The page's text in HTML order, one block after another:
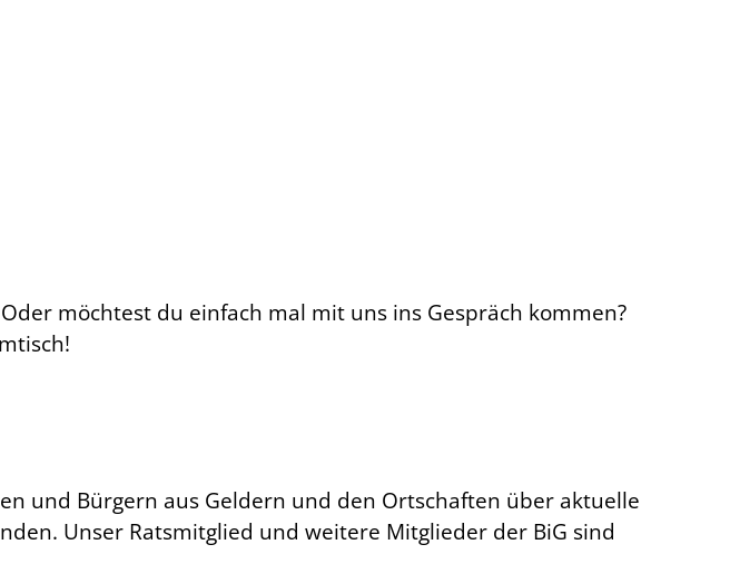
möchtest du einfach mal mit uns ins Gespräch kommen?
und Bürgern aus Geldern und den Ortschaften über aktuelle
Unser Ratsmitglied und weitere Mitglieder der BiG sind